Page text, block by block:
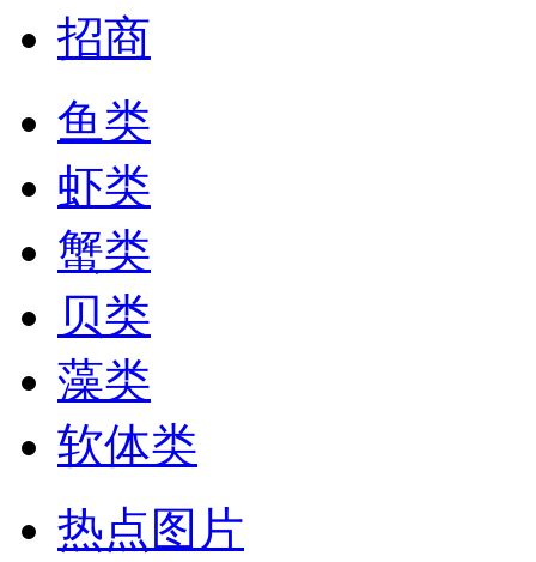
招商
鱼类
虾类
蟹类
贝类
藻类
软体类
热点图片